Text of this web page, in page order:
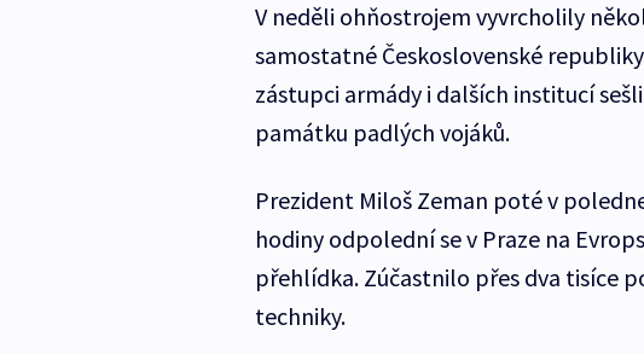
V neděli ohňostrojem vyvrcholily
samostatné Československé
zástupci armády i dalších institucí
památku padlých vojáků.
Prezident Miloš Zeman poté v
hodiny odpolední se v Praze na
přehlídka. Zúčastnilo přes dva tisíce
techniky.